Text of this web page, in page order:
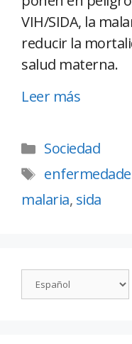
VIH/SIDA, la
reducir la
salud materna.
Leer más
Sociedad
malaria, sida